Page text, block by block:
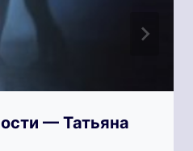
— Татьяна